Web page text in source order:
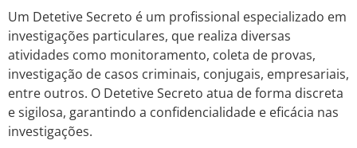
Um Detetive Secreto é um profissional especializado em
investigações particulares, que realiza diversas
atividades como monitoramento, coleta de provas,
investigação de casos criminais, conjugais, empresariais,
entre outros. O Detetive Secreto atua de forma discreta
e sigilosa, garantindo a confidencialidade e eficácia nas
investigações.